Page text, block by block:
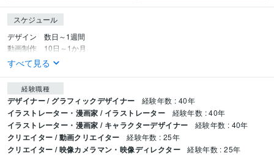
スケジュール
デザイン　数日～1週間
動画制作　10日～1か月
すべて見る
経験職種
デザイナー / グラフィックデザイナー 経験年数 : 40年
イラストレーター・漫画家 / イラストレーター 経験年数 : 40年
イラストレーター・漫画家 / キャラクターデザイナー 経験年数 : 40年
クリエイター / 動画クリエイター 経験年数 : 25年
クリエイター / 映像カメラマン・映像ディレクター 経験年数 : 25年